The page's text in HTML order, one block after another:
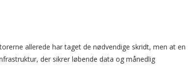
allerede har taget de nødvendige skridt, men at en
der sikrer løbende data og månedlig